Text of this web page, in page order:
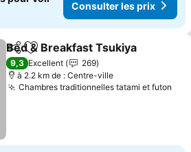
Consulter les prix
PartagerAjouter à mes favoris
Bed & Breakfast Tsukiya
9,3 Excellent
269
à 2.2 km de : Centre-ville
Chambres traditionnelles tatami et futon